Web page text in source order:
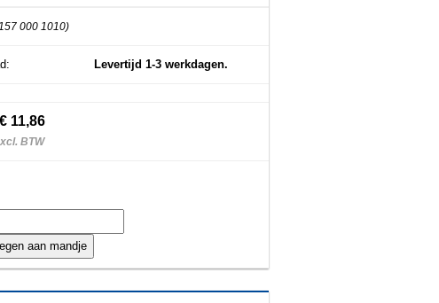
000 1010)
Levertijd 1-3 werkdagen.
11,86
BTW